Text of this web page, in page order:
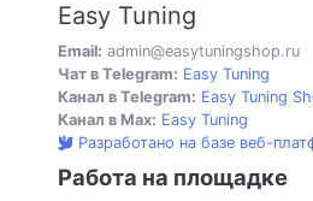
Easy Tuning
Email: admin@easytuningshop.ru
Чат в Telegram: Easy Tuning
Канал в Telegram: Easy Tuning
Канал в Max: Easy Tuning
Разработано на базе веб-
Работа на площадке